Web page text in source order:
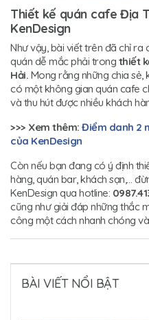
Thiết kế quán cafe Địa
KenDesign
Như vậy, bài viết trên đã chỉ ra
quán dễ mắc phải trong thiết
Hải. Mong rằng những chia sẻ,
có một không gian quán cafe
và thu hút được nhiều khách
>>> Xem thêm: Điểm danh 2
của KenDesign
Còn nếu bạn đang có ý định
hàng, quán bar, khách sạn,…
KenDesign qua hotline:
cũng như giải đáp những thắc
công một cách nhanh chóng
BÀI VIẾT NỔI BẬT